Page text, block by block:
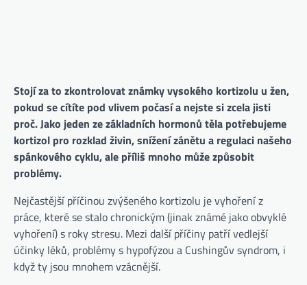
Stojí za to zkontrolovat známky vysokého kortizolu u žen,
pokud se cítíte pod vlivem počasí a nejste si zcela jisti
proč. Jako jeden ze základních hormonů těla potřebujeme
kortizol pro rozklad živin, snížení zánětu a regulaci našeho
spánkového cyklu, ale příliš mnoho může způsobit
problémy.
Nejčastější příčinou zvýšeného kortizolu je vyhoření z
práce, které se stalo chronickým (jinak známé jako obvyklé
vyhoření) s roky stresu. Mezi další příčiny patří vedlejší
účinky léků, problémy s hypofýzou a Cushingův syndrom, i
když ty jsou mnohem vzácnější.